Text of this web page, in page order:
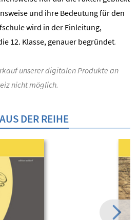
und ihre Bedeutung für den
wird in der Einleitung,
12. Klasse, genauer begründet.
unserer digitalen Produkte an
nicht möglich.
DER REIHE